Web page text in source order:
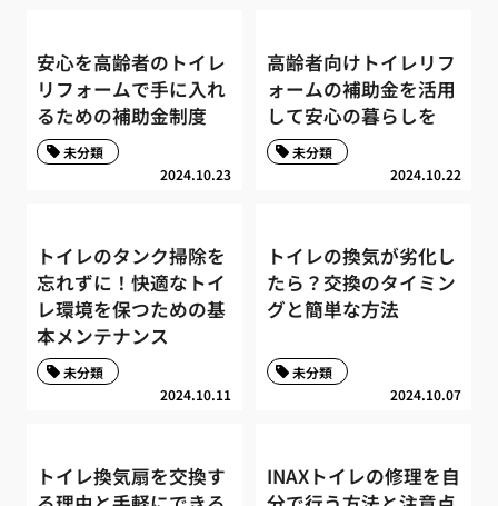
安心を高齢者のトイレ
リフォームで手に入れ
るための補助金制度
2024.10.23
未分類
高齢者向けトイレリフ
ォームの補助金を活用
して安心の暮らしを
2024.10.22
未分類
トイレのタンク掃除を
忘れずに！快適なトイ
レ環境を保つための基
本メンテナンス
2024.10.11
未分類
トイレの換気が劣化し
たら？交換のタイミン
グと簡単な方法
2024.10.07
未分類
トイレ換気扇を交換す
INAXトイレの修理を自